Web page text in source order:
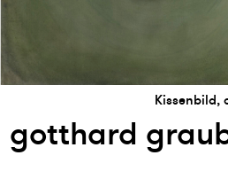
Kissenbild,
gotthard